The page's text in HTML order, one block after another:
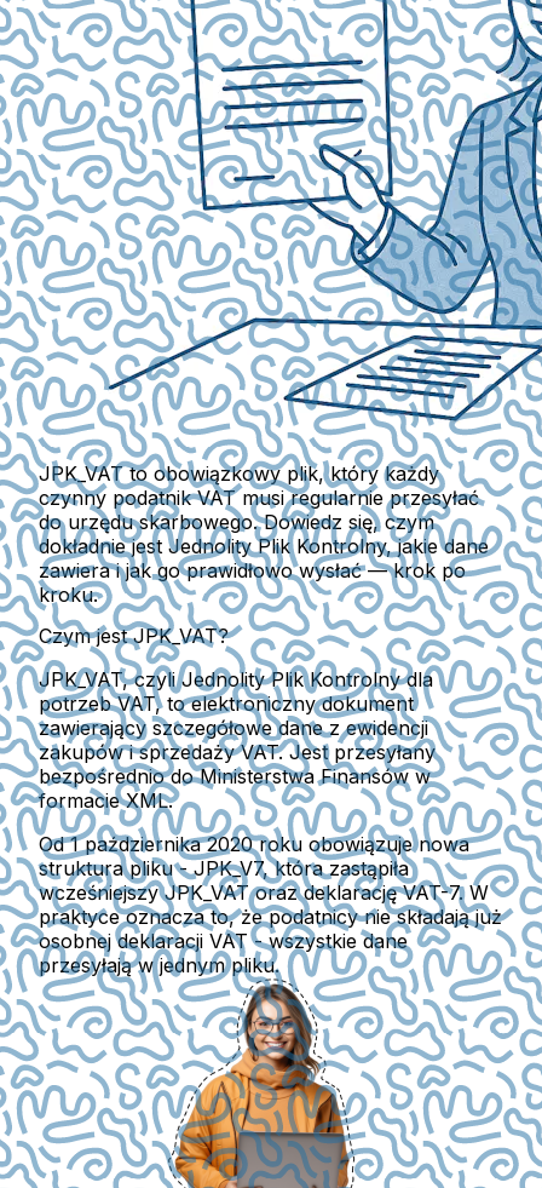
JPK_VAT to obowiązkowy plik, który każdy
czynny podatnik VAT musi regularnie przesyłać
do urzędu skarbowego. Dowiedz się, czym
dokładnie jest Jednolity Plik Kontrolny, jakie dane
zawiera i jak go prawidłowo wysłać — krok po
kroku.
Czym jest JPK_VAT?
JPK_VAT, czyli Jednolity Plik Kontrolny dla
potrzeb VAT, to elektroniczny dokument
zawierający szczegółowe dane z ewidencji
zakupów i sprzedaży VAT.Jest przesyłany
bezpośrednio do Ministerstwa Finansów w
formacie XML.
Od 1 października 2020 roku obowiązuje nowa
struktura pliku - JPK_V7, która zastąpiła
wcześniejszy JPK_VAT oraz deklarację VAT-7. W
praktyce oznacza to, że podatnicy nie składają już
osobnej deklaracji VAT -wszystkie dane
przesyłają w jednym pliku.